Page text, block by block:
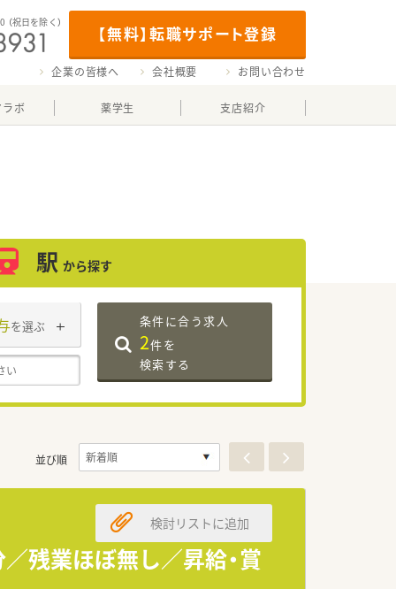
【無料】転職サポート登録
（祝日を除く）
企業の皆様へ 会社概要 お問い合わせ
ボ 薬学生 支店紹介
駅 から探す
を選ぶ 条件に合う求人
2件を
検索する
並び順
残業ほぼ無し／昇給・賞
検討リストに追加